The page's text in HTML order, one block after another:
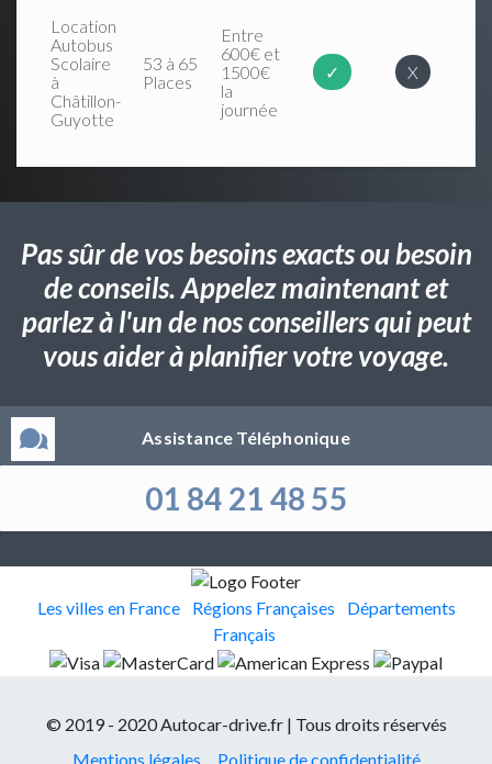
Location
Autobus
Scolaire
à
Châtillon-
Guyotte
53 à 65
Places
Entre
600€ et
1500€
la
journée
✓ X
Pas sûr de vos besoins exacts ou besoin
de conseils. Appelez maintenant et
parlez à l'un de nos conseillers qui peut
vous aider à planifier votre voyage.
Assistance Téléphonique
01 84 21 48 55
Les villes en France Régions Françaises
Départements
Français
© 2019 - 2020 Autocar-drive.fr | Tous droits réservés
Mentions légales
Politique de confidentialité